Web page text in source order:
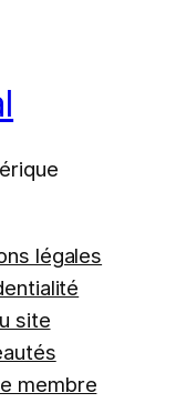
légales
site
membre